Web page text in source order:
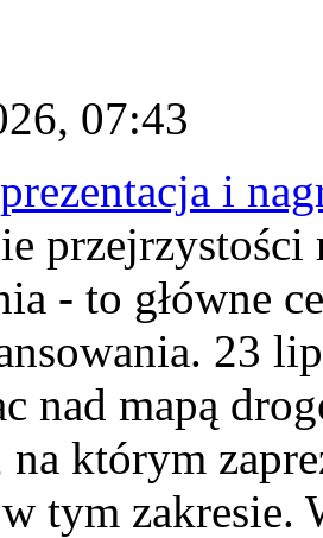
07:43
i
- to główne
23
nad mapą
którym
tym zakresie.